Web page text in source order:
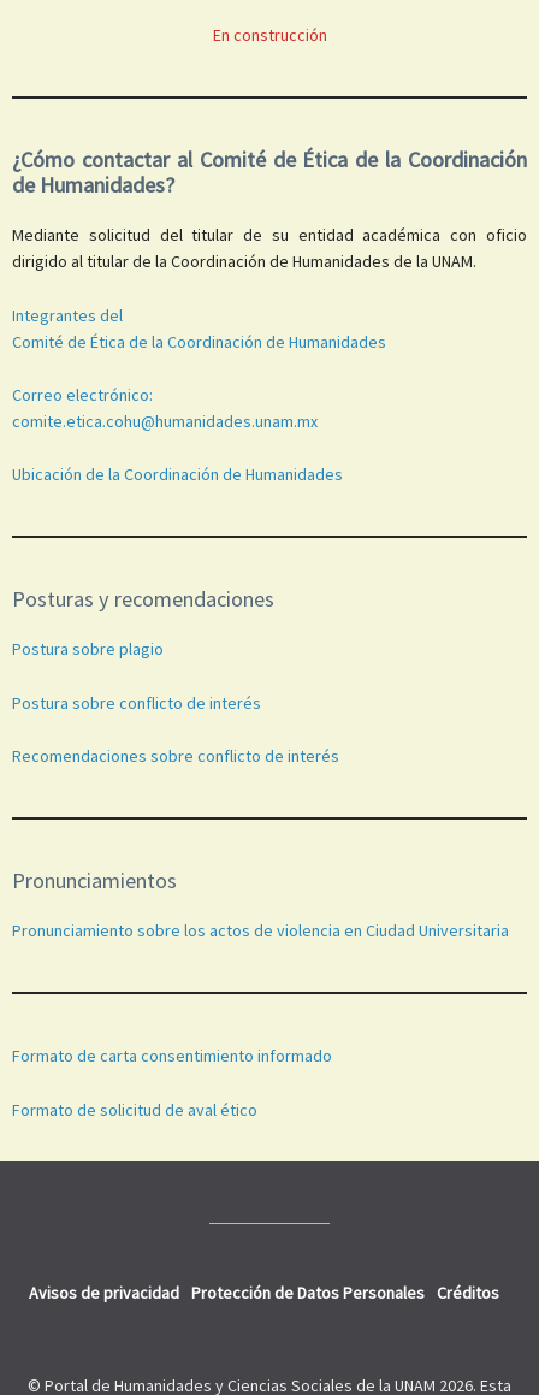
En construcción
¿Cómo contactar al Comité de Ética de la Coordinación
de Humanidades?
Mediante solicitud del titular de su entidad académica con oficio
dirigido al titular de la Coordinación de Humanidades de la UNAM.
Integrantes del
Comité de Ética de la Coordinación de Humanidades
Correo electrónico:
comite.etica.cohu@humanidades.unam.mx
Ubicación de la Coordinación de Humanidades
Posturas y recomendaciones
Postura sobre plagio
Postura sobre conflicto de interés
Recomendaciones sobre conflicto de interés
Pronunciamientos
Pronunciamiento sobre los actos de violencia en Ciudad Universitaria
Formato de carta consentimiento informado
Formato de solicitud de aval ético
Avisos de privacidad Protección de Datos Personales Créditos
© Portal de Humanidades y Ciencias Sociales de la UNAM 2026. Esta